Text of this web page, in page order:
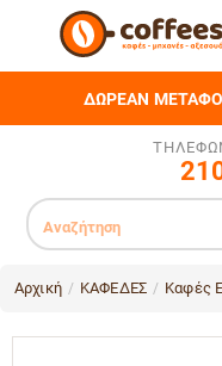
ΔΩΡΕΑΝ
Αρχική / ΚΑΦΕΔΕΣ / Καφές